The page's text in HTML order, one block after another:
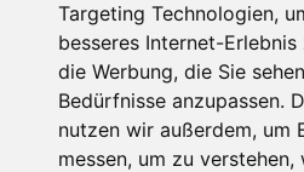
Targeting Technologien,
besseres Internet-
die Werbung, die Sie
Bedürfnisse anzupassen.
nutzen wir außerdem, um
messen, um zu verstehen,